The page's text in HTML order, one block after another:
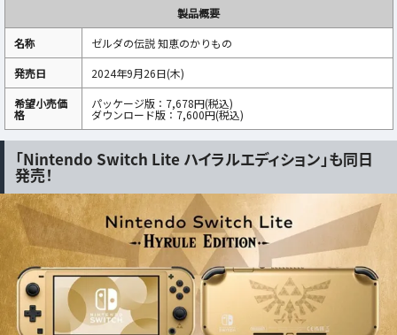
製品概要
名称
ゼルダの伝説 知恵のかりもの
発売日
2024年9月26日(木)
希望小売価
格
パッケージ版：7,678円(税込)
ダウンロード版：7,600円(税込)
「Nintendo Switch Lite ハイラルエディション」も同日
発売！